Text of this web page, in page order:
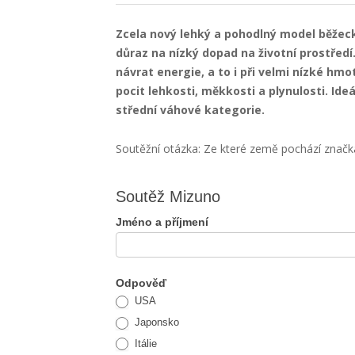
Zcela nový lehký a pohodlný model
důraz na nízký dopad na životní
návrat energie, a to i při velmi nízké
pocit lehkosti, měkkosti a plynulosti.
střední váhové kategorie.
Soutěžní otázka: Ze které země pochází
Soutěž
Mizuno
Soutěž Mizuno
Jméno a příjmení
Odpověď
USA
Japonsko
Itálie